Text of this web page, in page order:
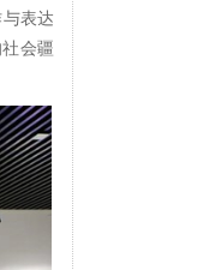
表达
会疆